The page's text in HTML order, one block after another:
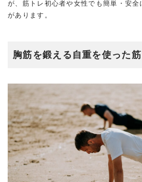
が、筋トレ初心者や女性でも簡単・安全
があります。
胸筋を鍛える自重を使った